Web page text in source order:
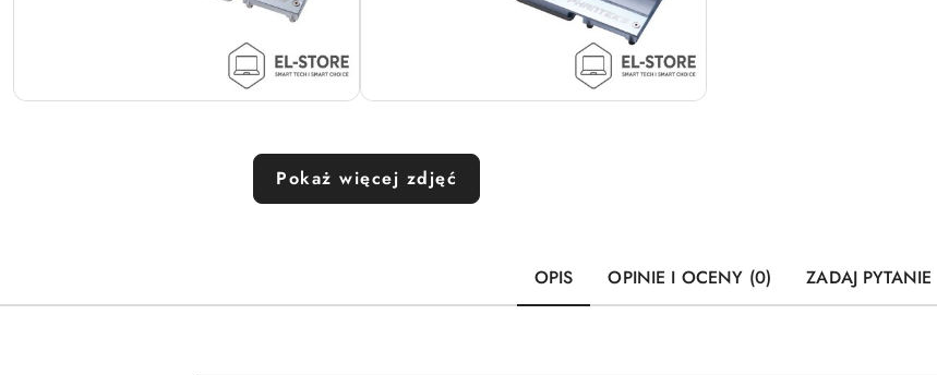
Pokaż więcej zdjęć
OPIS OPINIE I OCENY (0) ZADAJ PYTANIE